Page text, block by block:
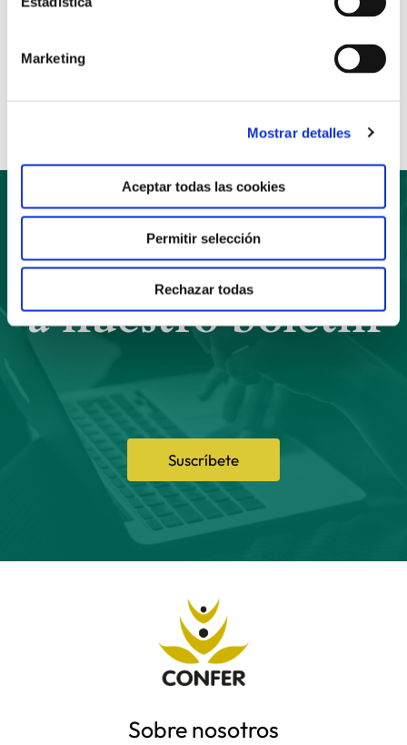
Marketing
Mostrar detalles
Aceptar todas las cookies
Permitir selección
Rechazar todas
Anterior Siguiente
Suscríbete
Suscríbete
a nuestro boletín
Sobre nosotros